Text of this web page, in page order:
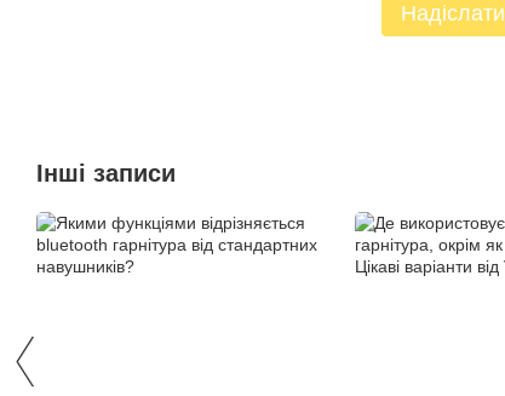
Надіслати
Інші записи